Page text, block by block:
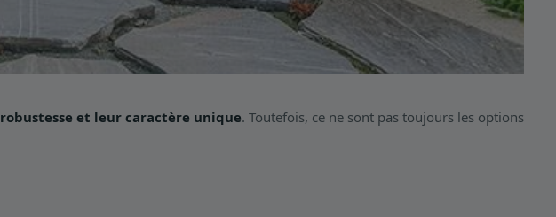
robustesse et leur caractère unique. Toutefois, ce ne sont pas toujours les options